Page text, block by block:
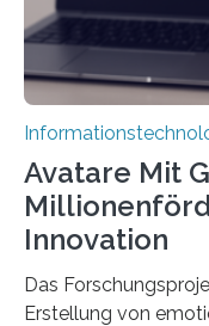
Avatare Mit
Innovation
Das
Erstellung von